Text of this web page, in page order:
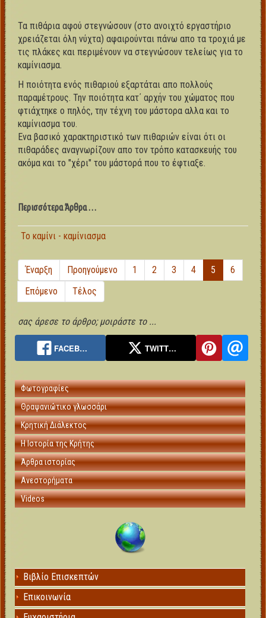
Τα πιθάρια αφού στεγνώσουν (στο ανοιχτό εργαστήριο
χρειάζεται όλη νύχτα) αφαιρούνται πάνω απο τα τροχιά με
τις πλάκες και περιμένουν να στεγνώσουν τελείως για το
καμίνιασμα.
Η ποιότητα ενός πιθαριού εξαρτάται απο πολλούς
παραμέτρους. Την ποιότητα κατ΄ αρχήν του χώματος που
φτιάχτηκε ο πηλός, την τέχνη του μάστορα αλλα και το
καμίνιασμα του.
Ενα βασικό χαρακτηριστικό των πιθαριών είναι ότι οι
πιθαράδες αναγνωρίζουν απο τον τρόπο κατασκευής του
ακόμα και το "χέρι" του μάστορά που το έφτιαξε.
Περισσότερα Άρθρα …
Το καμίνι - καμίνιασμα
Έναρξη Προηγούμενο 1 2 3 4 5
6
Επόμενο
Τέλος
σας άρεσε το άρθρο; μοιράστε το ...
FACEB… TWITT…
Φωτογραφίες
Θραψανιώτικο γλωσσάρι
Κρητική Διάλεκτος
Η Ιστορία της Κρήτης
Άρθρα ιστορίας
Ανεστορήματα
Videos
Βιβλίο Επισκεπτών
Επικοινωνία